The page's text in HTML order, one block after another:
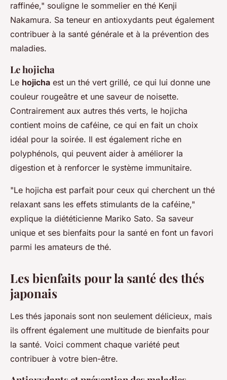
raffinée," souligne le sommelier en thé Kenji
Nakamura. Sa teneur en antioxydants peut également
contribuer à la santé générale et à la prévention des
maladies.
Le hojicha
Le hojicha est un thé vert grillé, ce qui lui donne une
couleur rougeâtre et une saveur de noisette.
Contrairement aux autres thés verts, le hojicha
contient moins de caféine, ce qui en fait un choix
idéal pour la soirée. Il est également riche en
polyphénols, qui peuvent aider à améliorer la
digestion et à renforcer le système immunitaire.
"Le hojicha est parfait pour ceux qui cherchent un thé
relaxant sans les effets stimulants de la caféine,"
explique la diététicienne Mariko Sato. Sa saveur
unique et ses bienfaits pour la santé en font un favori
parmi les amateurs de thé.
Les bienfaits pour la santé des thés
japonais
Les thés japonais sont non seulement délicieux, mais
ils offrent également une multitude de bienfaits pour
la santé. Voici comment chaque variété peut
contribuer à votre bien-être.